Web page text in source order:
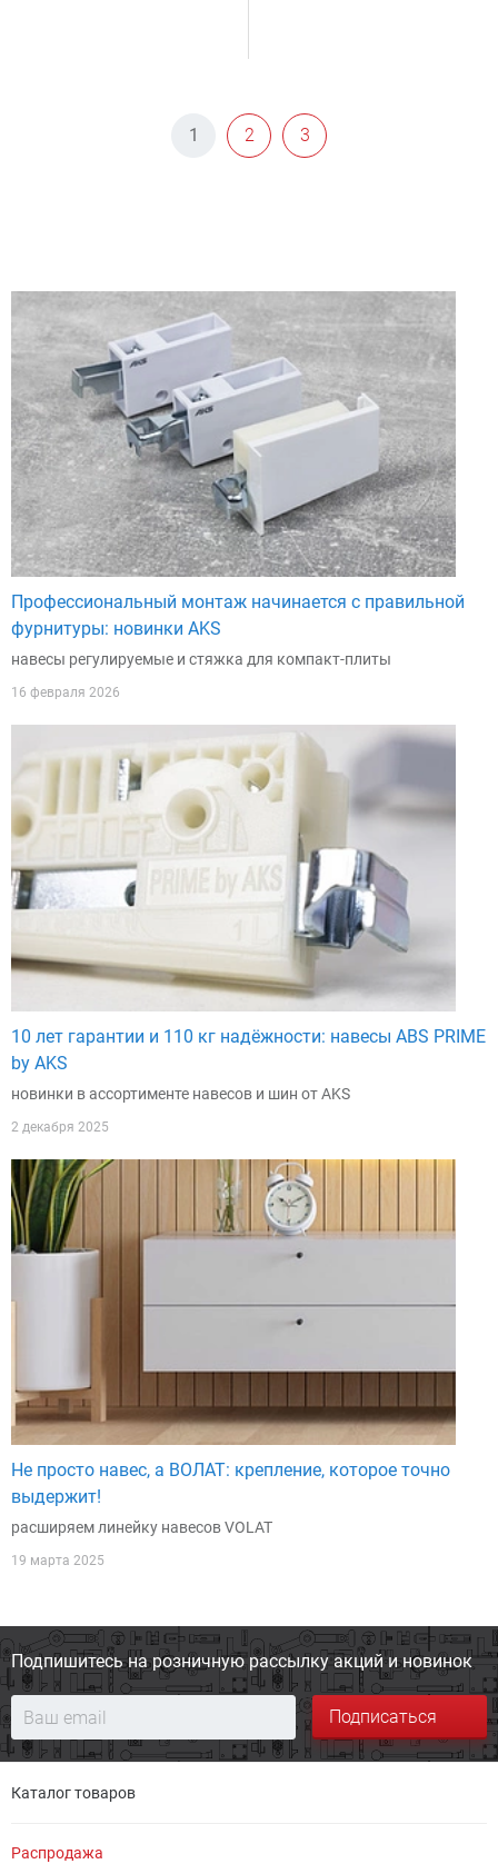
1 2 3
Профессиональный монтаж начинается с правильной
фурнитуры: новинки AKS
навесы регулируемые и стяжка для компакт-плиты
16 февраля 2026
10 лет гарантии и 110 кг надёжности: навесы ABS PRIME
by AKS
новинки в ассортименте навесов и шин от AKS
2 декабря 2025
Не просто навес, а ВОЛАТ: крепление, которое точно
выдержит!
расширяем линейку навесов VOLAT
19 марта 2025
Подпишитесь на розничную рассылку акций и новинок
Подписаться
Каталог товаров
Распродажа